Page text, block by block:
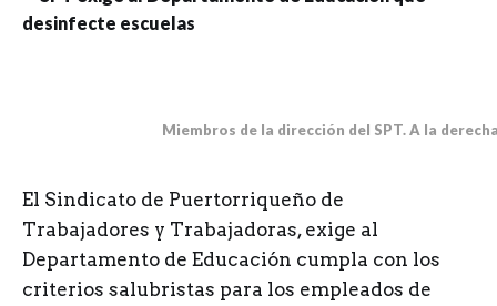
Miembros de la dirección del SPT. A la
El Sindicato de Puertorriqueño de
Trabajadores y Trabajadoras, exige al
Departamento de Educación cumpla con los
criterios salubristas para los empleados de